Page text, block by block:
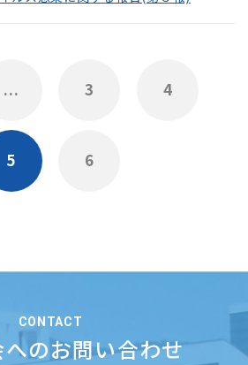
... 3 4
5 6
CONTACT
のお問い合わせ